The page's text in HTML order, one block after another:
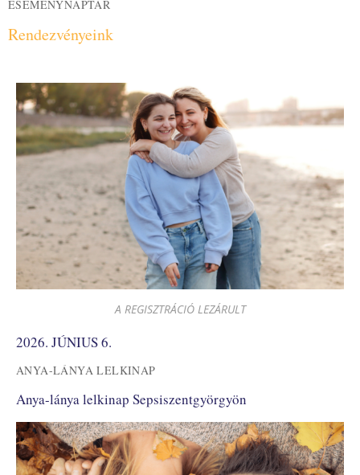
ESEMÉNYNAPTÁR
Rendezvényeink
A REGISZTRÁCIÓ LEZÁRULT
2026. JÚNIUS 6.
ANYA-LÁNYA LELKINAP
Anya-lánya lelkinap Sepsiszentgyörgyön